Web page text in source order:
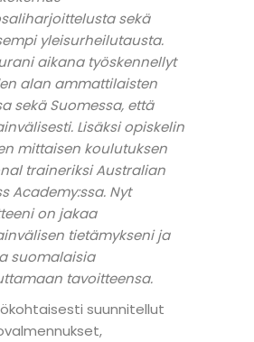
sekä
yleisurheilutausta.
aikana työskennellyt
alan ammattilaisten
sekä Suomessa, että
Lisäksi opiskelin
mittaisen koulutuksen
traineriksi Australian
Academy:ssa. Nyt
on jakaa
tietämykseni ja
suomalaisia
tavoitteensa.
suunnitellut